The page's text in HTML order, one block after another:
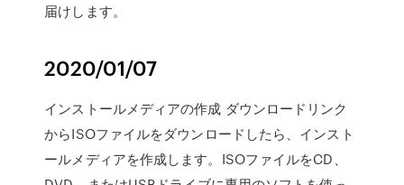
届けします。
2020/01/07
インストールメディアの作成 ダウンロードリンク
からISOファイルをダウンロードしたら、インスト
ールメディアを作成します。ISOファイルをCD、